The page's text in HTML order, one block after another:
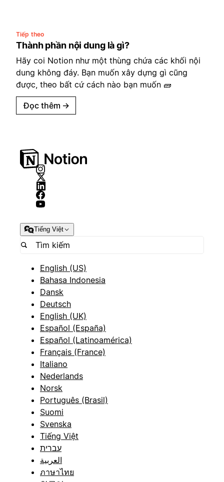
Tiếp theo
Thành phần nội dung là gì?
Hãy coi Notion như một thùng chứa các khối nội
dung không đáy. Bạn muốn xây dựng gì cũng
được, theo bất cứ cách nào bạn muốn 🧱
Đọc thêm →
Tiếng Việt
English (US)
Bahasa Indonesia
Dansk
Deutsch
English (UK)
Español (España)
Español (Latinoamérica)
Français (France)
Italiano
Nederlands
Norsk
Português (Brasil)
Suomi
Svenska
Tiếng Việt
עברית
العربية
ภาษาไทย